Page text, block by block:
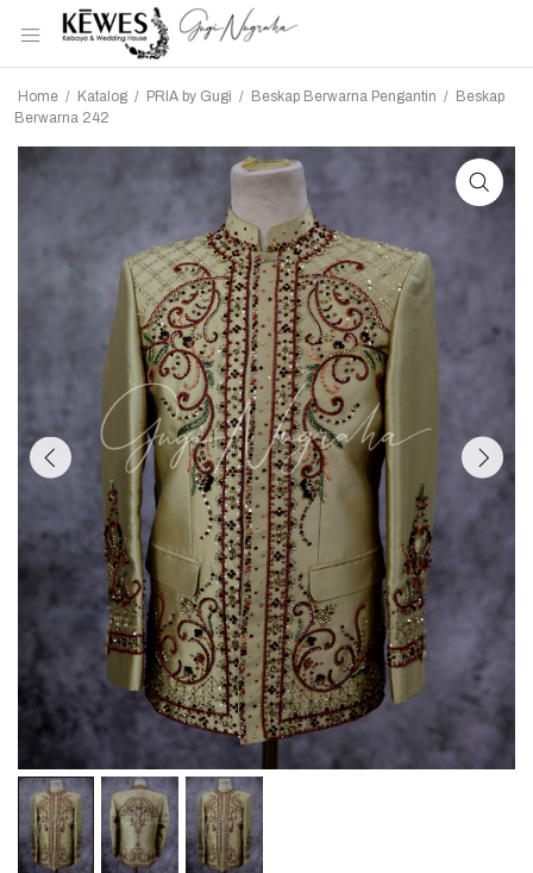
Home / Katalog / PRIA by Gugi / Beskap Berwarna Pengantin / Beskap
Berwarna 242